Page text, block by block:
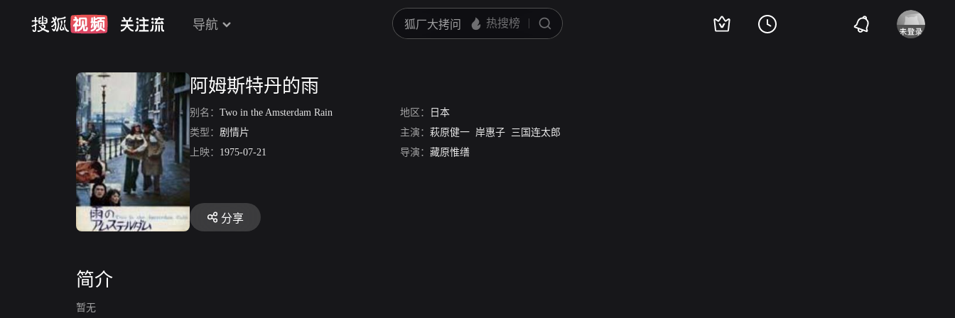
导航
阿姆斯特丹的雨
别名： Two in the Amsterdam Rain 地区：
日本
类型： 剧情片 主演： 萩原健一 岸惠子 三国连太郎
上映： 1975-07-21 导演： 藏原惟缮
分享
简介
暂无